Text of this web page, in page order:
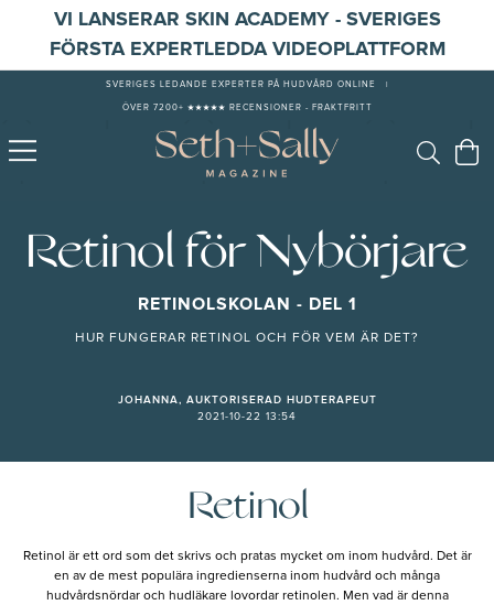
VI LANSERAR SKIN ACADEMY - SVERIGES
FÖRSTA EXPERTLEDDA VIDEOPLATTFORM
SVERIGES LEDANDE EXPERTER PÅ HUDVÅRD ONLINE
ÖVER 7200+ ★★★★★ RECENSIONER - FRAKTFRITT
Retinol för Nybörjare
RETINOLSKOLAN - DEL 1
HUR FUNGERAR RETINOL OCH FÖR VEM ÄR DET?
JOHANNA, AUKTORISERAD HUDTERAPEUT
2021-10-22 13:54
Retinol
Retinol är ett ord som det skrivs och pratas mycket om inom hudvård. Det är
en av de mest populära ingredienserna inom hudvård och många
hudvårdsnördar och hudläkare lovordar retinolen. Men vad är denna